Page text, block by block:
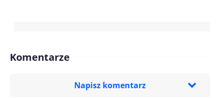
Komentarze
Napisz komentarz